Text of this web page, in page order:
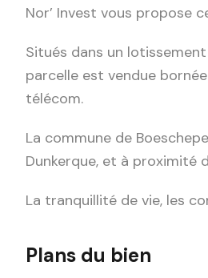
Nor’ Invest vous propose
Situés dans un
parcelle est vendue
télécom.
La commune de
Dunkerque, et à proximité
La tranquillité de vie, les
Plans du bien